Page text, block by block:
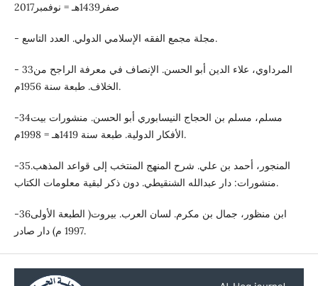
صفر1439هـ = نوفمبر2017
- مجلة مجمع الفقه الإسلامي الدولي. العدد التاسع.
- 33المرداوي، علاء الدين أبو الحسن. الإنصاف في معرفة الراجح من
الخلاف. طبعة سنة 1956م.
-34مسلم، مسلم بن الحجاج النيسابوري أبو الحسن. منشورات بيت
الأفكار الدولية. طبعة سنة 1419هـ = 1998م.
-35المنجور، أحمد بن علي. شرح المنهج المنتخب إلى قواعد المذهب.
منشورات: دار عبدالله الشنقيطي. دون ذكر لبقية معلومات الكتاب.
-36ابن منظور، جمال بن مكرم. لسان العرب. بيروت( الطبعة الأولى
1997 م) دار صادر.